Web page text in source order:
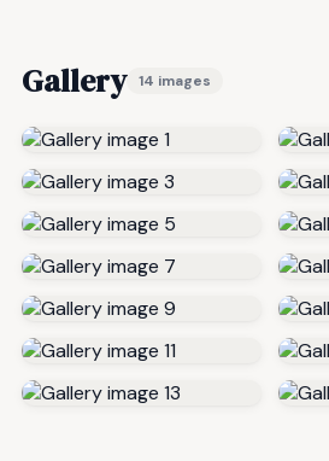
Gallery 14 images